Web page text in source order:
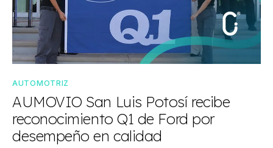
AUTOMOTRIZ
AUMOVIO San Luis Potosí recibe
reconocimiento Q1 de Ford por
desempeño en calidad